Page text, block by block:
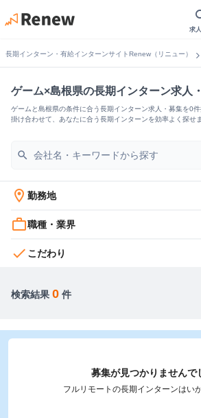
求
長期インターン・有給インターンサイトRenew（リニュー） chevron_right
ゲーム×島根県の長期インターン求人
ゲームと島根県の条件に合う長期インターン求人・募集を0
掛け合わせて、あなたに合う長期インターンを効率よく探せま
search
location_on 勤務地
work_outline職種・業界
check こだわり
検索結果 0 件
募集が見つかりませんで
フルリモートの長期インターンはい